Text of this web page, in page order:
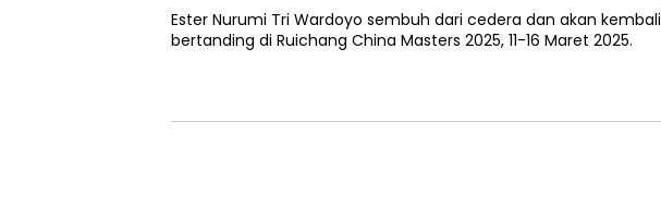
Ester Nurumi Tri Wardoyo sembuh dari cedera dan akan kembali
bertanding di Ruichang China Masters 2025, 11-16 Maret 2025.